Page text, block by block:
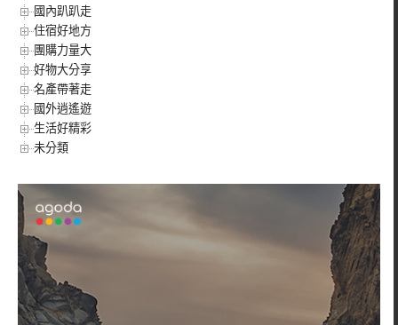
國內趴趴走
住宿好地方
團購力量大
好物大分享
名產帶著走
國外逍遙遊
生活好精彩
未分類